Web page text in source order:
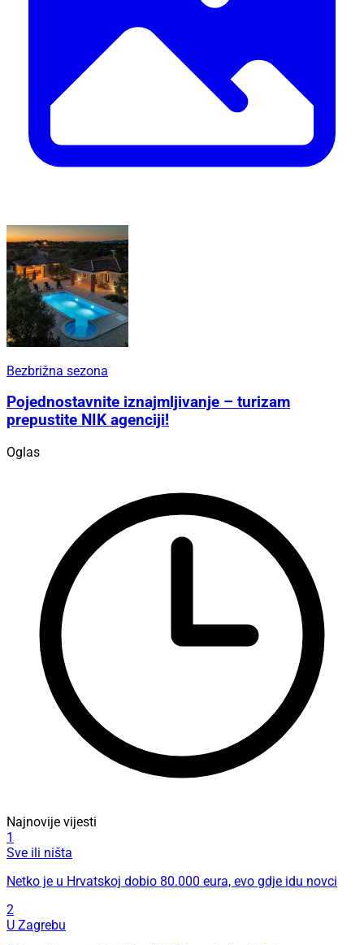
Bezbrižna sezona
Pojednostavnite iznajmljivanje – turizam
prepustite NIK agenciji!
Oglas
Najnovije vijesti
1
Sve ili ništa
Netko je u Hrvatskoj dobio 80.000 eura, evo gdje idu novci
2
U Zagrebu